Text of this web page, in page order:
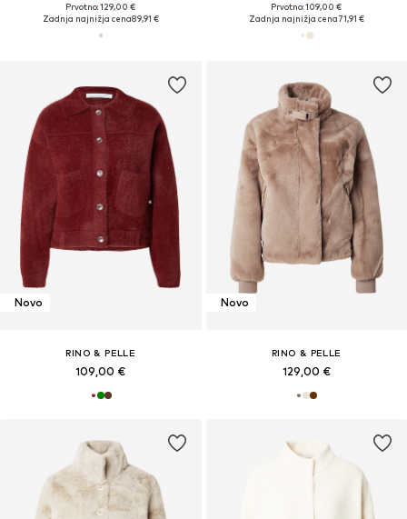
Prvotno: 129,00 €
Zadnja najnižja cena89,91 €
Prvotno: 109,00 €
Zadnja najnižja cena71,91 €
Novo
RINO & PELLE
109,00 €
Novo
RINO & PELLE
129,00 €